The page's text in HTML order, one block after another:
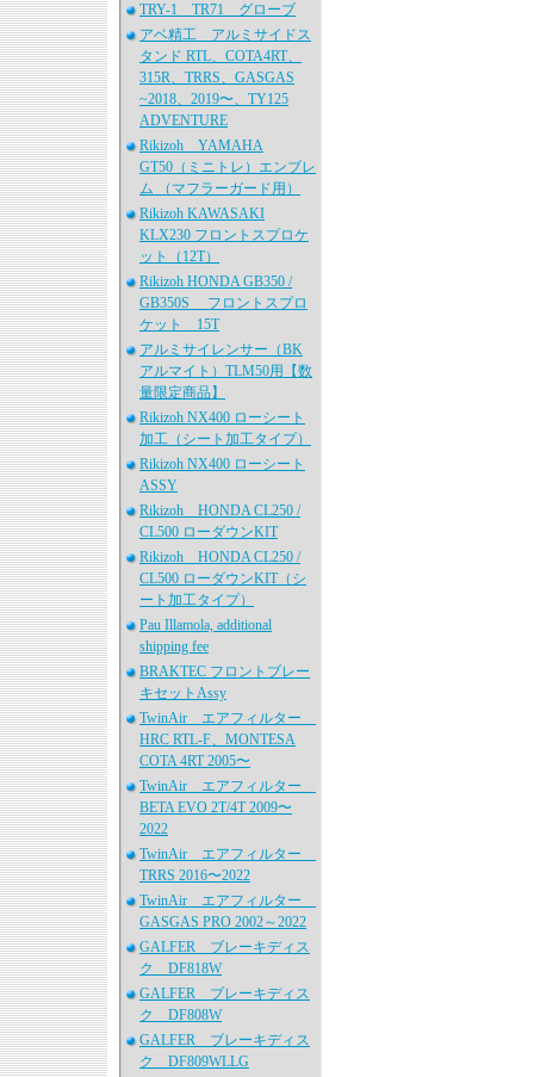
TRY-1 TR71 グローブ
アベ精工 アルミサイドス
タンド RTL、COTA4RT、
315R、TRRS、GASGAS
~2018、2019〜、TY125
ADVENTURE
Rikizoh YAMAHA
GT50（ミニトレ）エンブレ
ム （マフラーガード用）
Rikizoh KAWASAKI
KLX230 フロントスプロケ
ット（12T）
Rikizoh HONDA GB350 /
GB350S フロントスプロ
ケット 15T
アルミサイレンサー（BK
アルマイト）TLM50用【数
量限定商品】
Rikizoh NX400 ローシート
加工（シート加工タイプ）
Rikizoh NX400 ローシート
ASSY
Rikizoh HONDA CL250 /
CL500 ローダウンKIT
Rikizoh HONDA CL250 /
CL500 ローダウンKIT（シ
ート加工タイプ）
Pau Illamola, additional
shipping fee
BRAKTEC フロントブレー
キセットAssy
TwinAir エアフィルター
HRC RTL-F、MONTESA
COTA 4RT 2005〜
TwinAir エアフィルター
BETA EVO 2T/4T 2009〜
2022
TwinAir エアフィルター
TRRS 2016〜2022
TwinAir エアフィルター
GASGAS PRO 2002～2022
GALFER ブレーキディス
ク DF818W
GALFER ブレーキディス
ク DF808W
GALFER ブレーキディス
ク DF809WLLG